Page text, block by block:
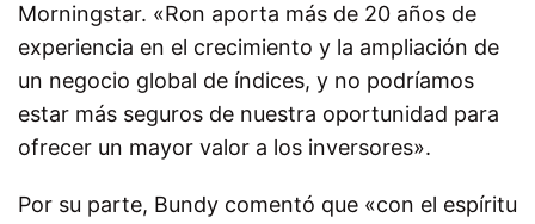
Morningstar. «Ron aporta más de 20 años de
experiencia en el crecimiento y la ampliación de
un negocio global de índices, y no podríamos
estar más seguros de nuestra oportunidad para
ofrecer un mayor valor a los inversores».
Por su parte, Bundy comentó que «con el espíritu